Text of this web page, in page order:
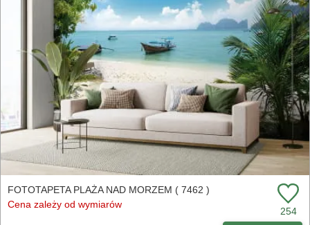
FOTOTAPETA PLAŻA NAD MORZEM ( 7462 )
Cena zależy od wymiarów
254